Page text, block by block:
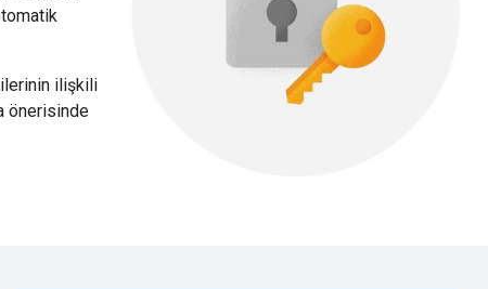
ilişkili
önerisinde